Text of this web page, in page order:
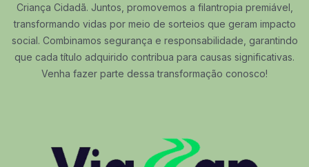
Criança Cidadã. Juntos, promovemos a filantropia premiável,
transformando vidas por meio de sorteios que geram impacto
social. Combinamos segurança e responsabilidade, garantindo
que cada título adquirido contribua para causas significativas.
Venha fazer parte dessa transformação conosco!